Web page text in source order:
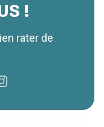
!
rater de